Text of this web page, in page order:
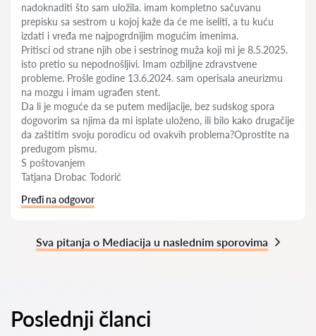
nadoknaditi što sam uložila. imam kompletno sačuvanu
prepisku sa sestrom u kojoj kaže da će me iseliti, a tu kuću
izdati i vređa me najpogrdnijim mogućim imenima.
Pritisci od strane njih obe i sestrinog muža koji mi je 8.5.2025.
isto pretio su nepodnošljivi. Imam ozbiljne zdravstvene
probleme. Prošle godine 13.6.2024. sam operisala aneurizmu
na mozgu i imam ugrađen stent.
Da li je moguće da se putem medijacije, bez sudskog spora
dogovorim sa njima da mi isplate uloženo, ili bilo kako drugačije
da zaštitim svoju porodicu od ovakvih problema?Oprostite na
predugom pismu.
S poštovanjem
Tatjana Drobac Todorić
Pređi na odgovor
Sva pitanja o Mediacija u naslednim sporovima
Poslednji članci